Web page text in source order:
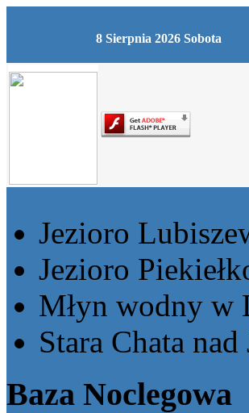
8 Sierpnia 2026 Sobota
Jezioro
Jezioro
Młyn wodny w
Stara Chata
Baza Noclegowa